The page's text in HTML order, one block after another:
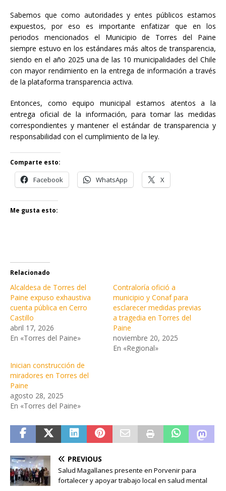
Sabemos que como autoridades y entes públicos estamos
expuestos, por eso es importante enfatizar que en los
periodos mencionados el Municipio de Torres del Paine
siempre estuvo en los estándares más altos de transparencia,
siendo en el año 2025 una de las 10 municipalidades del Chile
con mayor rendimiento en la entrega de información a través
de la plataforma transparencia activa.
Entonces, como equipo municipal estamos atentos a la
entrega oficial de la información, para tomar las medidas
correspondientes y mantener el estándar de transparencia y
responsabilidad con el cumplimiento de la ley.
Comparte esto:
Facebook WhatsApp X
Me gusta esto:
Relacionado
Alcaldesa de Torres del
Paine expuso exhaustiva
cuenta pública en Cerro
Castillo
abril 17, 2026
En «Torres del Paine»
Contraloría ofició a
municipio y Conaf para
esclarecer medidas previas
a tragedia en Torres del
Paine
noviembre 20, 2025
En «Regional»
Inician construcción de
miradores en Torres del
Paine
agosto 28, 2025
En «Torres del Paine»
PREVIOUS
Salud Magallanes presente en Porvenir para
fortalecer y apoyar trabajo local en salud mental